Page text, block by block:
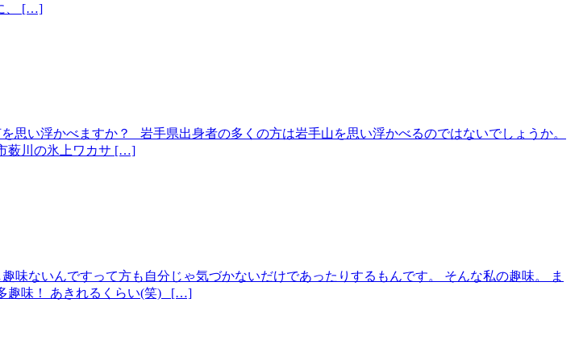
、 […]
い浮かべますか？ 岩手県出身者の多くの方は岩手山を思い浮かべるのではないでしょうか。
薮川の氷上ワカサ […]
ないんですって方も自分じゃ気づかないだけであったりするもんです。 そんな私の趣味。 ま
趣味！ あきれるくらい(笑) […]